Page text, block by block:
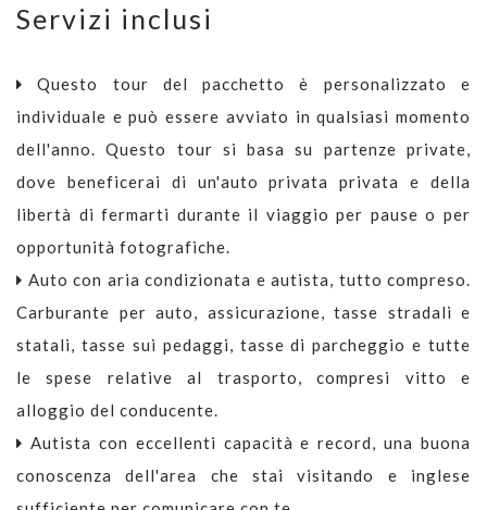
Servizi inclusi
Questo tour del pacchetto è personalizzato e
individuale e può essere avviato in qualsiasi momento
dell'anno. Questo tour si basa su partenze private,
dove beneficerai di un'auto privata privata e della
libertà di fermarti durante il viaggio per pause o per
opportunità fotografiche.
Auto con aria condizionata e autista, tutto compreso.
Carburante per auto, assicurazione, tasse stradali e
statali, tasse sui pedaggi, tasse di parcheggio e tutte
le spese relative al trasporto, compresi vitto e
alloggio del conducente.
Autista con eccellenti capacità e record, una buona
conoscenza dell'area che stai visitando e inglese